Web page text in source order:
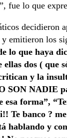
fue lo que
decidieron
y emitieron los
lo que haya
ellas dos ( que
y la
SON NADIE
forma”,
Te banco ?
hablando y